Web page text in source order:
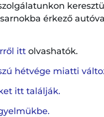
érkező
itt olvashatók.
hétvége miatti
itt találják.